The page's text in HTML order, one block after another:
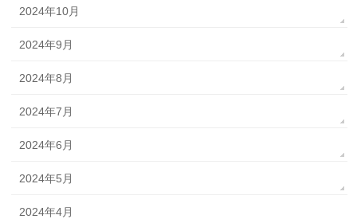
2024年10月
2024年9月
2024年8月
2024年7月
2024年6月
2024年5月
2024年4月